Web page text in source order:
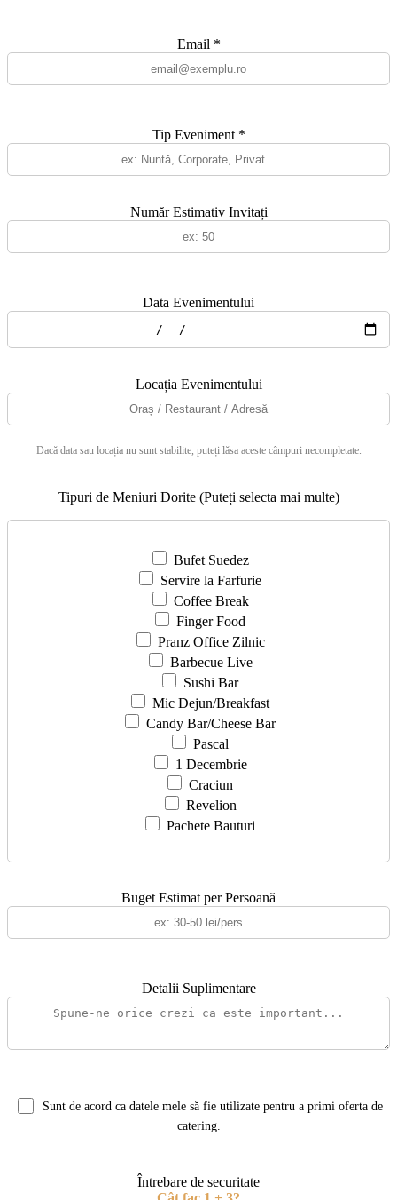
Email *
Tip Eveniment *
Număr Estimativ Invitați
Data Evenimentului
Locația Evenimentului
Dacă data sau locația nu sunt stabilite, puteți lăsa aceste câmpuri necompletate.
Tipuri de Meniuri Dorite (Puteți selecta mai multe)
Bufet Suedez
Servire la Farfurie
Coffee Break
Finger Food
Pranz Office Zilnic
Barbecue Live
Sushi Bar
Mic Dejun/Breakfast
Candy Bar/Cheese Bar
Pascal
1 Decembrie
Craciun
Revelion
Pachete Bauturi
Buget Estimat per Persoană
Detalii Suplimentare
Sunt de acord ca datele mele să fie utilizate pentru a primi oferta de
catering.
Întrebare de securitate